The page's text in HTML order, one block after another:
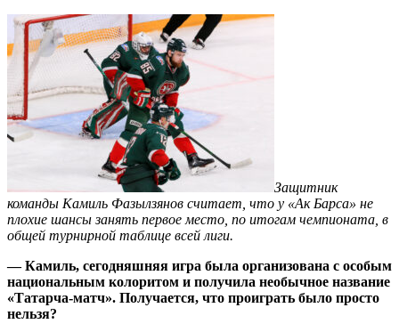
Защитник
команды Камиль Фазылзянов считает, что у «Ак Барса» не
плохие шансы занять первое место, по итогам чемпионата, в
общей турнирной таблице всей лиги.
— Камиль, сегодняшняя игра была организована с особым
национальным колоритом и получила необычное название
«Татарча-матч». Получается, что проиграть было просто
нельзя?